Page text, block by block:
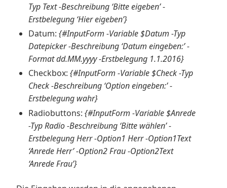
Typ Text -Beschreibung ‘Bitte eigeben’ -
Erstbelegung ‘Hier eigeben’}
Datum: {#InputForm -Variable $Datum -Typ
Datepicker -Beschreibung ‘Datum eingeben:’ -
Format dd.MM.yyyy -Erstbelegung 1.1.2016}
Checkbox: {#InputForm -Variable $Check -Typ
Check -Beschreibung ‘Option eingeben:’ -
Erstbelegung wahr}
Radiobuttons: {#InputForm -Variable $Anrede
-Typ Radio -Beschreibung ‘Bitte wählen’ -
Erstbelegung Herr -Option1 Herr -Option1Text
‘Anrede Herr’ -Option2 Frau -Option2Text
‘Anrede Frau’}